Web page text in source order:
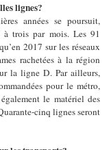
lignes?
années se poursuit,
à trois par mois. Les 91
2017 sur les réseaux
rachetées à la région
la ligne D. Par ailleurs,
pour le métro,
le matériel des
cinq lignes seront